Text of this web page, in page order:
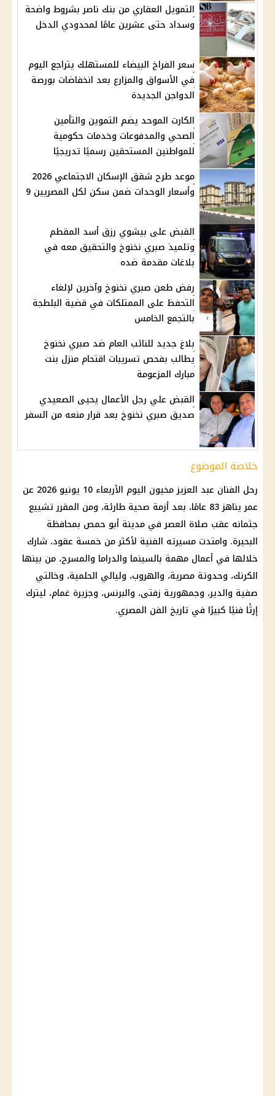
التمويل العقاري من بنك ناصر بشروط واضحة
وسداد حتى عشرين عامًا لمحدودي الدخل
سعر الفراخ البيضاء للمستهلك يتراجع اليوم
في الأسواق والمزارع بعد انخفاضات بورصة
الدواجن الجديدة
الكارت الموحد يضم التموين والتأمين
الصحي والمدفوعات وخدمات حكومية
للمواطنين المستحقين رسميًا تدريجيًا
موعد طرح شقق الإسكان الاجتماعي 2026
وأسعار الوحدات ضمن سكن لكل المصريين 9
القبض على بيشوي رزق أسد المقطم
وتلميذ صبري نخنوخ والتحقيق معه في
بلاغات مقدمة ضده
رفض طعن صبري نخنوخ وآخرين لإلغاء
التحفظ على الممتلكات في قضية البلطجة
بالتجمع الخامس
بلاغ جديد للنائب العام ضد صبري نخنوخ
يطالب بفحص تسريبات اقتحام منزل بنت
مبارك المزعومة
القبض علي رجل الأعمال يحيى الصعيدي
صديق صبري نخنوخ بعد قرار منعه من السفر
خلاصة الموضوع
رحل الفنان عبد العزيز مخيون اليوم الأربعاء 10 يونيو 2026 عن
عمر يناهز 83 عامًا، بعد أزمة صحية طارئة، ومن المقرر تشييع
جثمانه عقب صلاة العصر في مدينة أبو حمص بمحافظة
البحيرة. وامتدت مسيرته الفنية لأكثر من خمسة عقود، شارك
خلالها في أعمال مهمة بالسينما والدراما والمسرح، من بينها
الكرنك، وحدوتة مصرية، والهروب، وليالي الحلمية، وخالتي
صفية والدير، وجمهورية زفتى، والبرنس، وجزيرة غمام، ليترك
إرثًا فنيًا كبيرًا في تاريخ الفن المصري.